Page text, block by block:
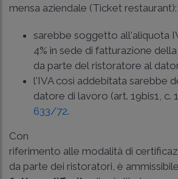
mensa aziendale (Ticket restaurant):
sarebbe soggetto all'aliquota
4% in sede di fatturazione
da parte del ristoratore al
l'IVA così addebitata sarebbe
datore di lavoro (art. 19­bis1, c.
633/72.
Con
riferimento alle modalità di
da parte dei ristoratori, è